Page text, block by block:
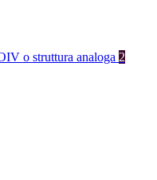
o struttura analoga 2